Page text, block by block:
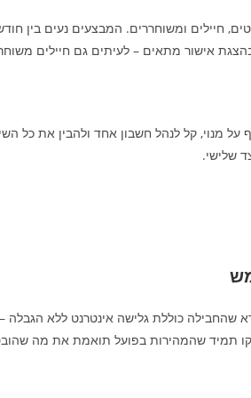
חיילים ומשוחררים. המבצעים נעים בין
בהצגת אישור מתאים – לעיתים גם חיילים
על מנוי, קל לנהל חשבון אחד ולהבין את כל
שהחבילה כוללת גלישה אינטרנט ללא
בפועל תואמת את מה שהובטח, ובדקו